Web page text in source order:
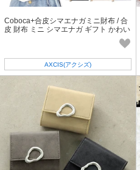
Coboca+合皮シマエナガミニ財布 / 合
皮 財布 ミニ シマエナガ ギフト かわい
AXCIS(アクシズ)